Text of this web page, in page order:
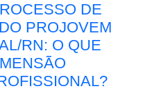
DE
PROJOVEM
RN: O QUE